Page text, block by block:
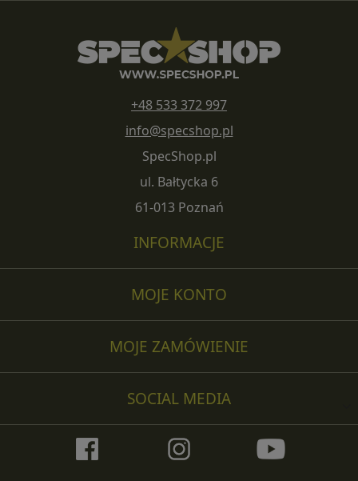
MOJE ZAMÓWIENIE
MOJE KONTO
+48 533 372 997
info@specshop.pl
SpecShop.pl
ul. Bałtycka 6
61-013 Poznań
INFORMACJE
SOCIAL MEDIA